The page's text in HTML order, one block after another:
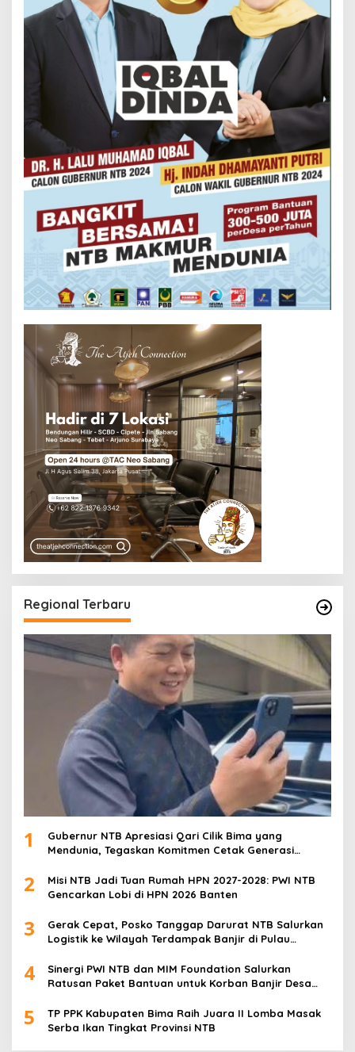
Regional Terbaru
1
Gubernur NTB Apresiasi Qari Cilik Bima yang
Mendunia, Tegaskan Komitmen Cetak Generasi
2
Misi NTB Jadi Tuan Rumah HPN 2027-2028: PWI NTB
Gencarkan Lobi di HPN 2026 Banten
3
Gerak Cepat, Posko Tanggap Darurat NTB Salurkan
Logistik ke Wilayah Terdampak Banjir di Pulau
4
Sinergi PWI NTB dan MIM Foundation Salurkan
Ratusan Paket Bantuan untuk Korban Banjir Desa
5
TP PPK Kabupaten Bima Raih Juara II Lomba Masak
Serba Ikan Tingkat Provinsi NTB